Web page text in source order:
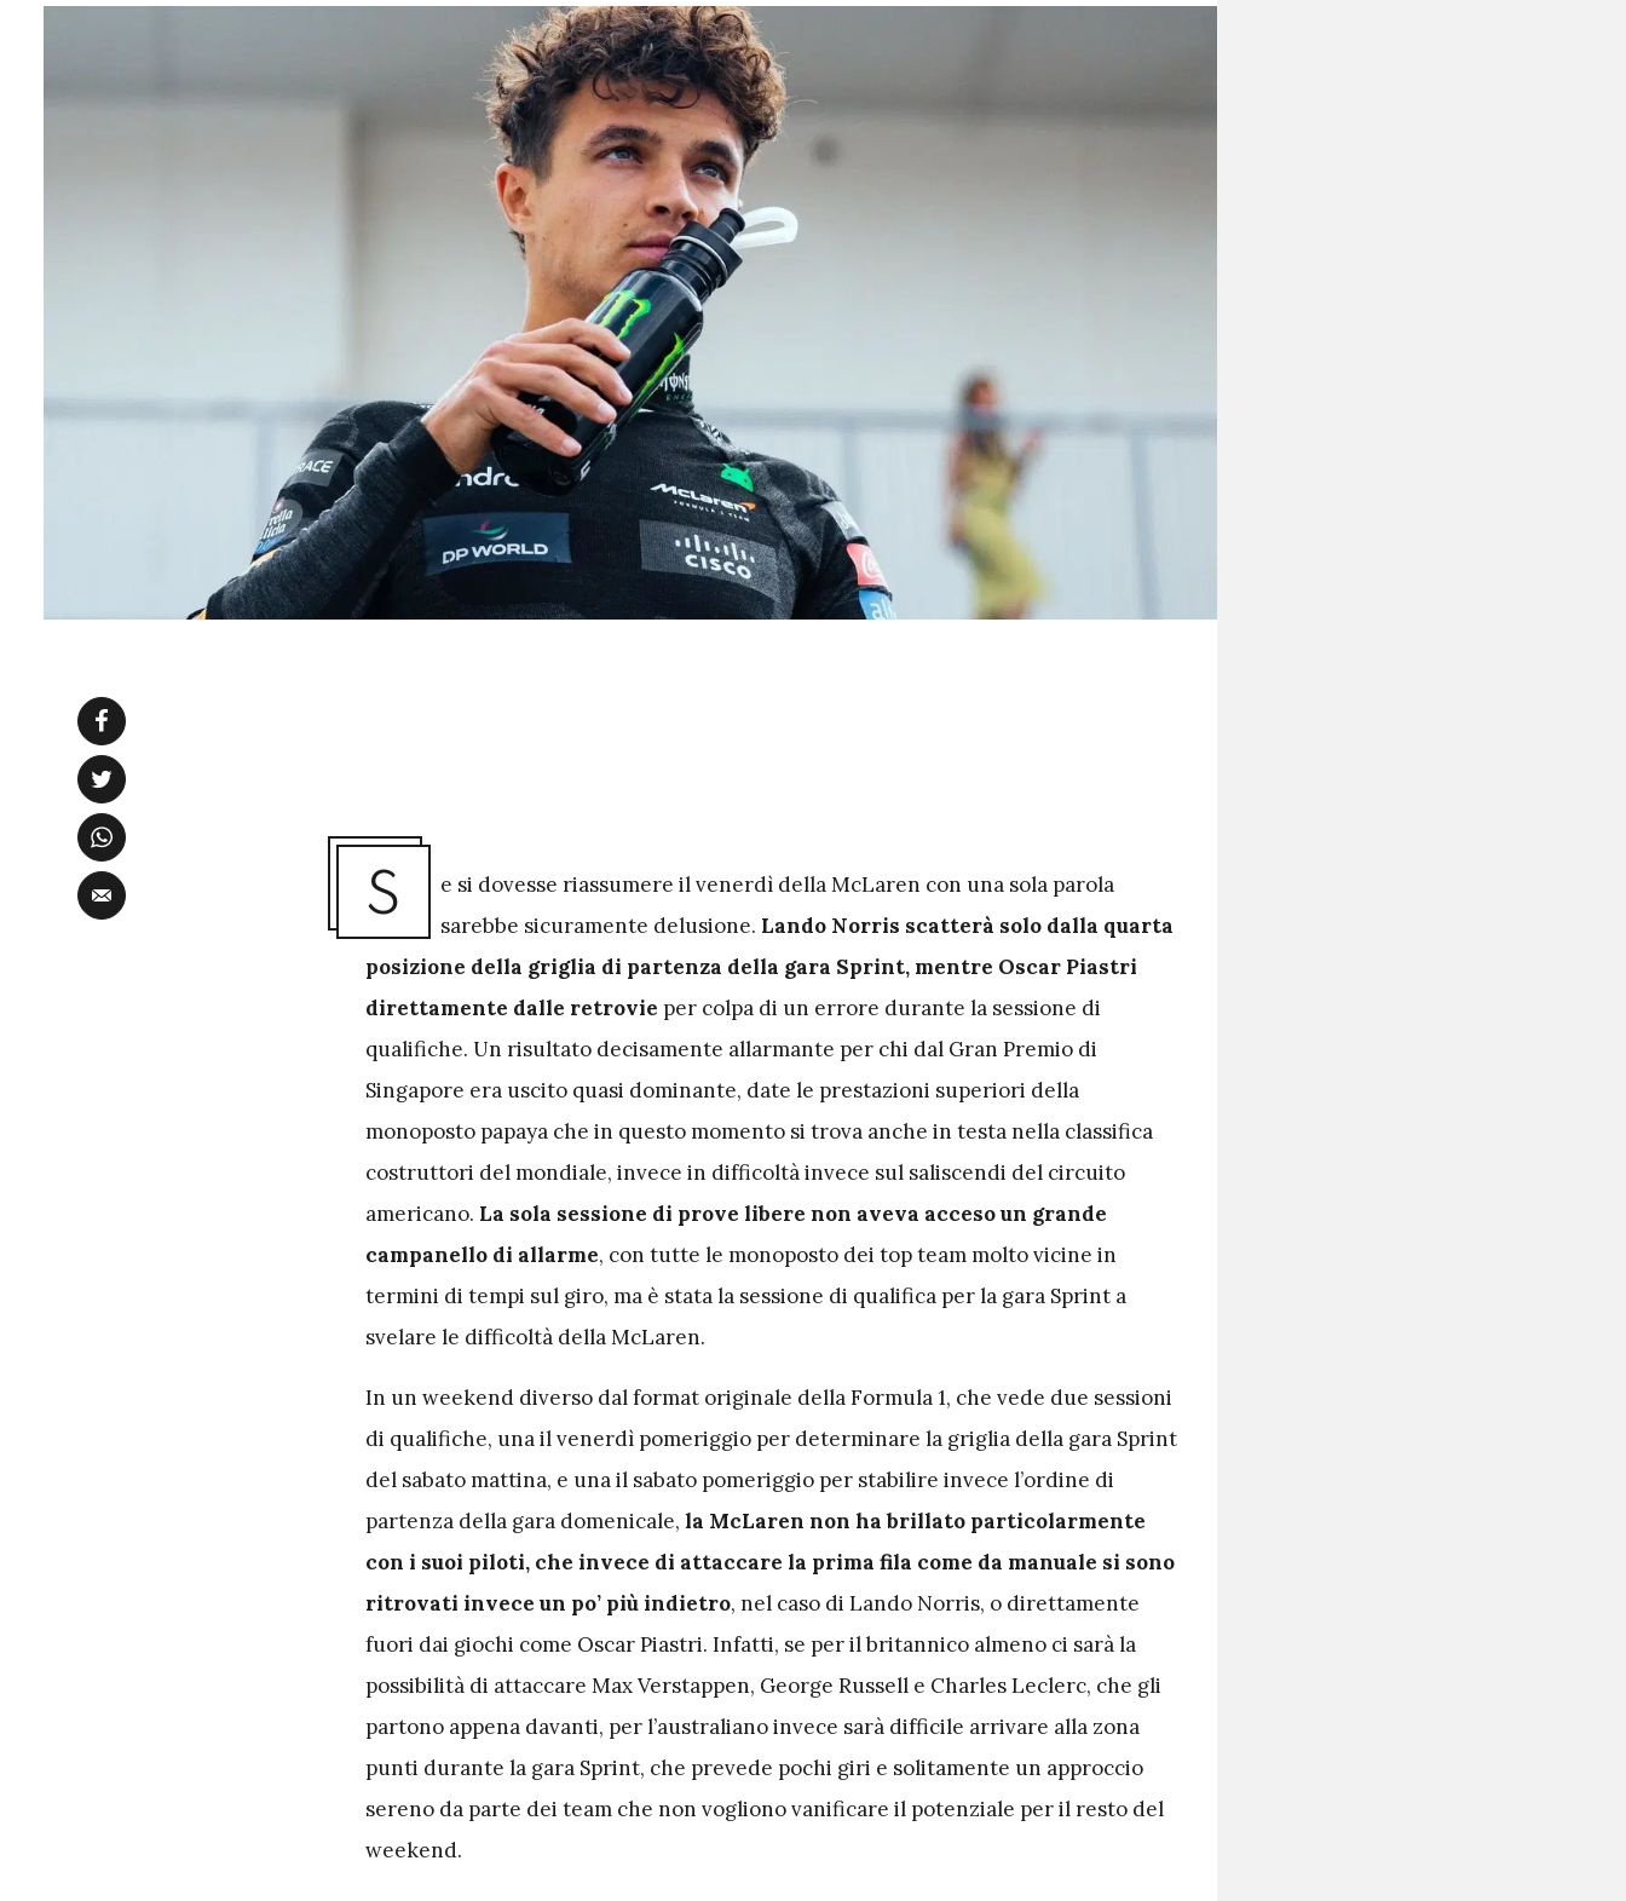
S
e si dovesse riassumere il venerdì della McLaren con una sola parola
sarebbe sicuramente delusione. Lando Norris scatterà solo dalla quarta
posizione della griglia di partenza della gara Sprint, mentre Oscar Piastri
direttamente dalle retrovie per colpa di un errore durante la sessione di
qualifiche. Un risultato decisamente allarmante per chi dal Gran Premio di
Singapore era uscito quasi dominante, date le prestazioni superiori della
monoposto papaya che in questo momento si trova anche in testa nella classifica
costruttori del mondiale, invece in difficoltà invece sul saliscendi del circuito
americano. La sola sessione di prove libere non aveva acceso un grande
campanello di allarme, con tutte le monoposto dei top team molto vicine in
termini di tempi sul giro, ma è stata la sessione di qualifica per la gara Sprint a
svelare le difficoltà della McLaren.
In un weekend diverso dal format originale della Formula 1, che vede due sessioni
di qualifiche, una il venerdì pomeriggio per determinare la griglia della gara Sprint
del sabato mattina, e una il sabato pomeriggio per stabilire invece l’ordine di
partenza della gara domenicale, la McLaren non ha brillato particolarmente
con i suoi piloti, che invece di attaccare la prima fila come da manuale si sono
ritrovati invece un po’ più indietro, nel caso di Lando Norris, o direttamente
fuori dai giochi come Oscar Piastri. Infatti, se per il britannico almeno ci sarà la
possibilità di attaccare Max Verstappen, George Russell e Charles Leclerc, che gli
partono appena davanti, per l’australiano invece sarà difficile arrivare alla zona
punti durante la gara Sprint, che prevede pochi giri e solitamente un approccio
sereno da parte dei team che non vogliono vanificare il potenziale per il resto del
weekend.